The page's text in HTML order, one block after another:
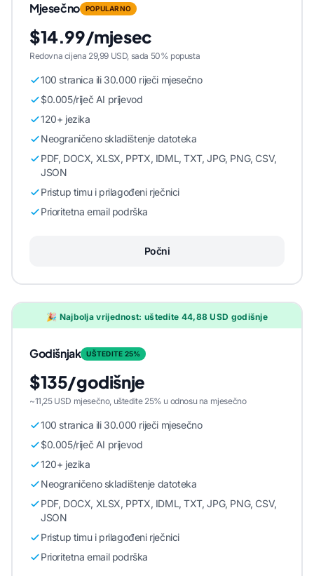
Mjesečno POPULARNO
$14.99/mjesec
Redovna cijena 29,99 USD, sada 50% popusta
100 stranica ili 30.000 riječi mjesečno
$0.005/riječ AI prijevod
120+ jezika
Neograničeno skladištenje datoteka
PDF, DOCX, XLSX, PPTX, IDML, TXT, JPG, PNG, CSV,
JSON
Pristup timu i prilagođeni rječnici
Prioritetna email podrška
Počni
🎉 Najbolja vrijednost: uštedite 44,88 USD godišnje
Godišnjak UŠTEDITE 25%
$135/godišnje
~11,25 USD mjesečno, uštedite 25% u odnosu na mjesečno
100 stranica ili 30.000 riječi mjesečno
$0.005/riječ AI prijevod
120+ jezika
Neograničeno skladištenje datoteka
PDF, DOCX, XLSX, PPTX, IDML, TXT, JPG, PNG, CSV,
JSON
Pristup timu i prilagođeni rječnici
Prioritetna email podrška